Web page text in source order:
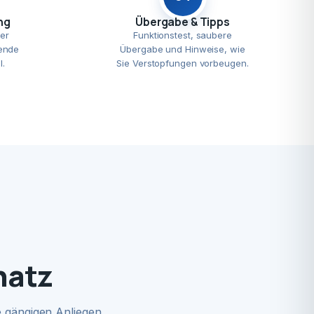
Übergabe & Tipps
Funktionstest, saubere
Übergabe und Hinweise, wie
Sie Verstopfungen vorbeugen.